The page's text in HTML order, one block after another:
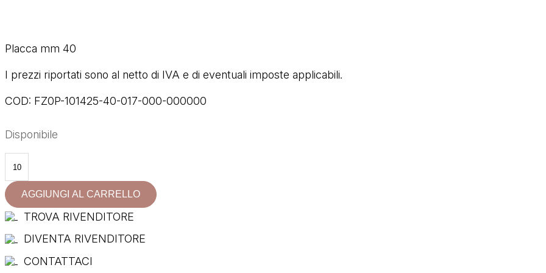
Placca mm 40
I prezzi riportati sono al netto di IVA e di eventuali imposte applicabili.
COD: FZ0P-101425-40-017-000-000000
Disponibile
quantità
AGGIUNGI AL CARRELLO
TROVA RIVENDITORE
DIVENTA RIVENDITORE
CONTATTACI